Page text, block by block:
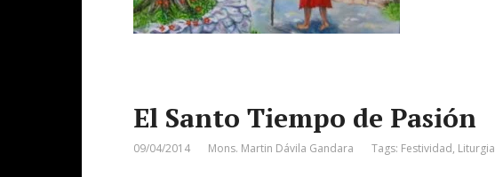
El Santo Tiempo de Pasión
09/04/2014 Mons. Martin Dávila Gandara Tags: Festividad, Liturgia